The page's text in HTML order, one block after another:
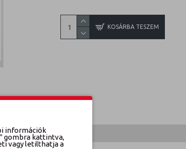
KOSÁRBA TESZEM
információk
gombra kattintva,
vagy letilthatja a